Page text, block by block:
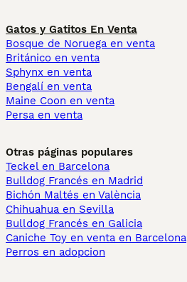
Gatos y Gatitos En Venta
Bosque de Noruega en venta
Británico en venta
Sphynx en venta
Bengalí en venta
Maine Coon en venta
Persa en venta
Otras páginas populares
Teckel en Barcelona
Bulldog Francés en Madrid
Bichón Maltés en València
Chihuahua en Sevilla
Bulldog Francés en Galicia
Caniche Toy en venta en Barcelona
Perros en adopcion